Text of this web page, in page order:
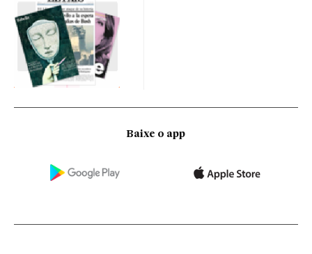
Baixe o app